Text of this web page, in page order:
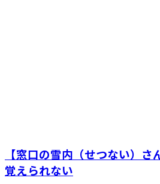
【窓口の雪内（せつない）
覚えられない